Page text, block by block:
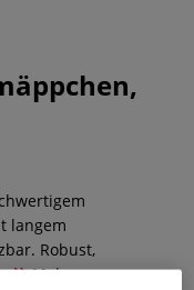
langem
Robust,
Mehr